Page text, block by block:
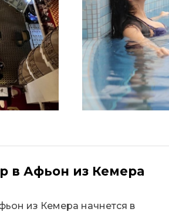
в Афьон из Кемера
из Кемера начнется в